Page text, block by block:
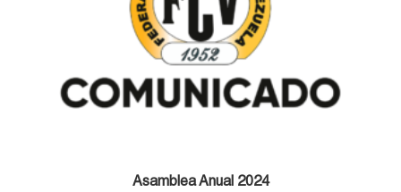
Asamblea Anual 2024